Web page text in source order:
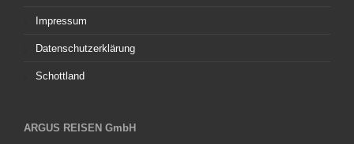
Impressum
Datenschutzerklärung
Schottland
ARGUS REISEN GmbH